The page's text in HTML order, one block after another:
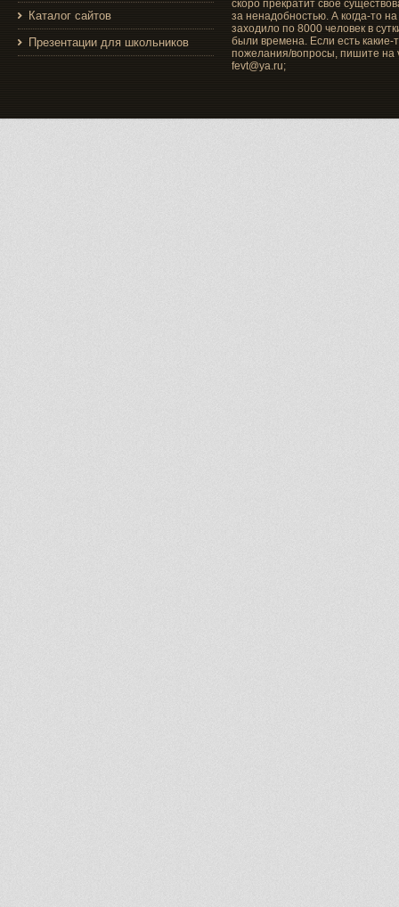
Каталог сайтов
Презентации для школьников
скоро прекратит своё
за ненадобностью. А когда-то на
заходило по 8000 человек в
были времена. Если есть какие-
пожелания/вопросы, пишите на
fevt@ya.ru;